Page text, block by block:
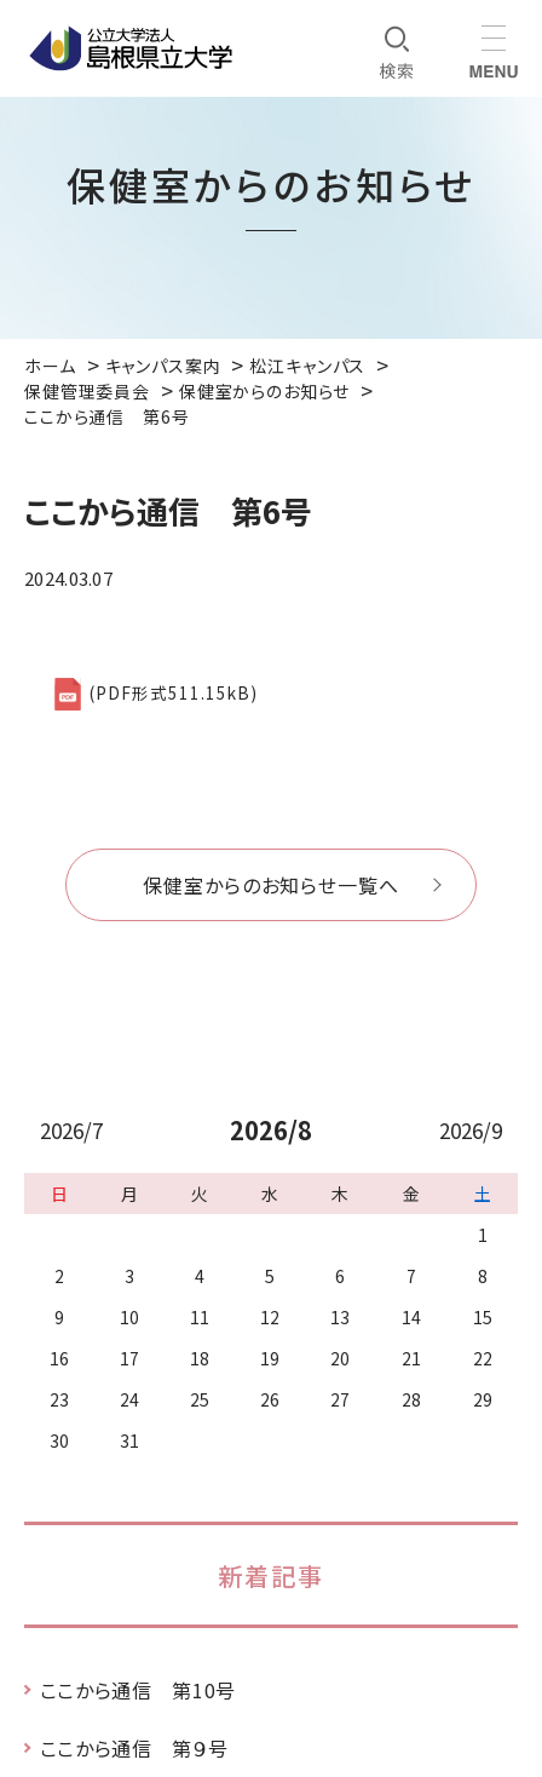
保健室からのお知らせ
ホーム キャンパス案内
松江キャンパス
保健管理委員会
保健室からのお知らせ
ここから通信 第6号
ここから通信 第6号
2024.03.07
511.15kB
保健室からのお知らせ一覧へ
2026/7 2026/8 2026/9
日 月 火 水 木 金
土
1
2
3 4 5 6 7
8
9
10 11 12 13 14
15
16
17 18 19 20 21
22
23
24 25 26 27 28
29
30
31
新着記事
ここから通信 第10号
ここから通信 第９号